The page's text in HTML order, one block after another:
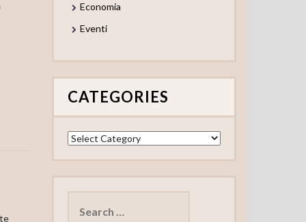
Economia
Eventi
CATEGORIES
Categories